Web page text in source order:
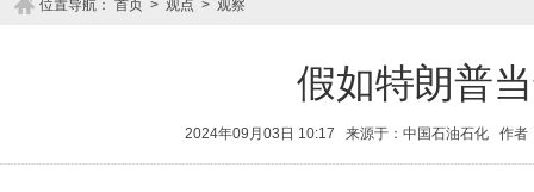
位置导航： 首页 > 观点 > 观察
假如特朗普
2024年09月03日 10:17 来源于：中国石油石化 作